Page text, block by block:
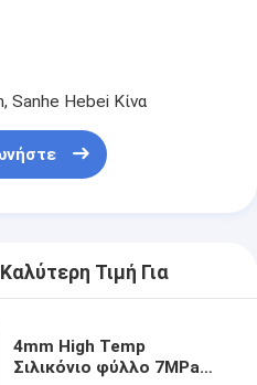
Sanhe Hebei Κίνα
Τιμή Για
4mm High Temp
Σιλικόνιο φύλλο 7MPa